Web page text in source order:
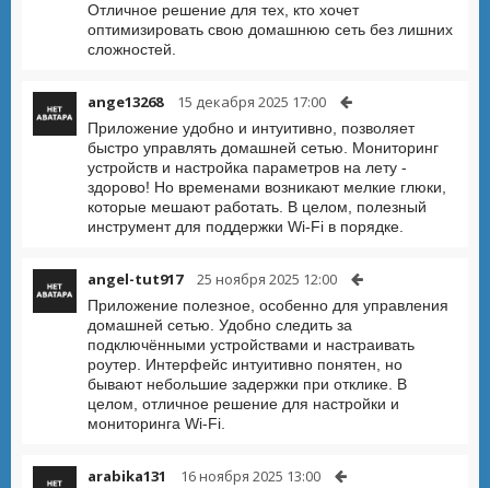
Отличное решение для тех, кто хочет
оптимизировать свою домашнюю сеть без лишних
сложностей.
ange13268 15 декабря 2025 17:00
Приложение удобно и интуитивно, позволяет
быстро управлять домашней сетью. Мониторинг
устройств и настройка параметров на лету -
здорово! Но временами возникают мелкие глюки,
которые мешают работать. В целом, полезный
инструмент для поддержки Wi-Fi в порядке.
angel-tut917 25 ноября 2025 12:00
Приложение полезное, особенно для управления
домашней сетью. Удобно следить за
подключёнными устройствами и настраивать
роутер. Интерфейс интуитивно понятен, но
бывают небольшие задержки при отклике. В
целом, отличное решение для настройки и
мониторинга Wi-Fi.
arabika131 16 ноября 2025 13:00